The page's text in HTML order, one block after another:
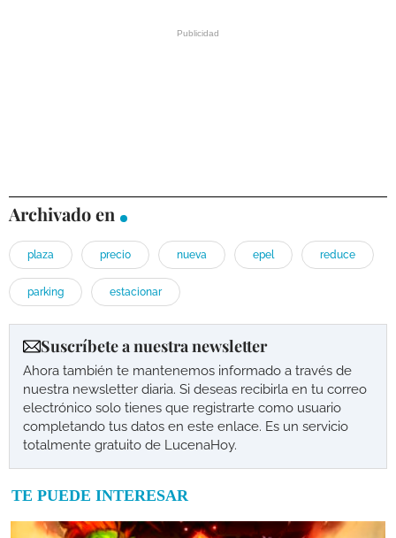
Archivado en
plaza precio nueva epel reduce
parking estacionar
Suscríbete a nuestra newsletter
Ahora también te mantenemos informado a través de
nuestra newsletter diaria. Si deseas recibirla en tu correo
electrónico solo tienes que registrarte como usuario
completando tus datos en este enlace. Es un servicio
totalmente gratuito de LucenaHoy.
TE PUEDE INTERESAR